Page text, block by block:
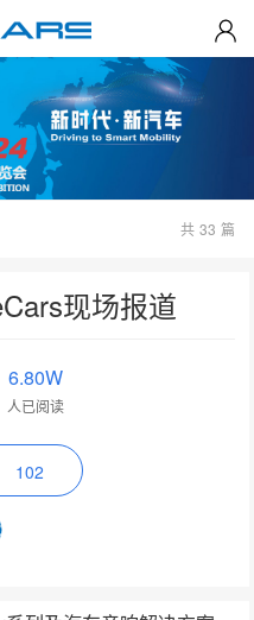
共 33 篇
现场报道
6.80W
人已阅读
102